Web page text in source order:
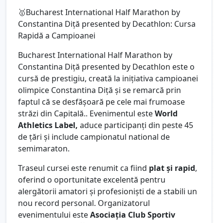
🥇Bucharest International Half Marathon by
Constantina Diță presented by Decathlon: Cursa
Rapidă a Campioanei
Bucharest International Half Marathon by
Constantina Diță presented by Decathlon este o
cursă de prestigiu, creată la inițiativa campioanei
olimpice Constantina Diță și se remarcă prin
faptul că se desfășoară pe cele mai frumoase
străzi din Capitală.. Evenimentul esteWorld
Athletics Label, aduce participanți din peste 45
de țări și include campionatul national de
semimaraton.
Traseul cursei este renumit ca fiind plat și rapid,
oferind o oportunitate excelentă pentru
alergătorii amatori și profesioniști de a stabili un
nou record personal. Organizatorul
evenimentului esteAsociația Club Sportiv